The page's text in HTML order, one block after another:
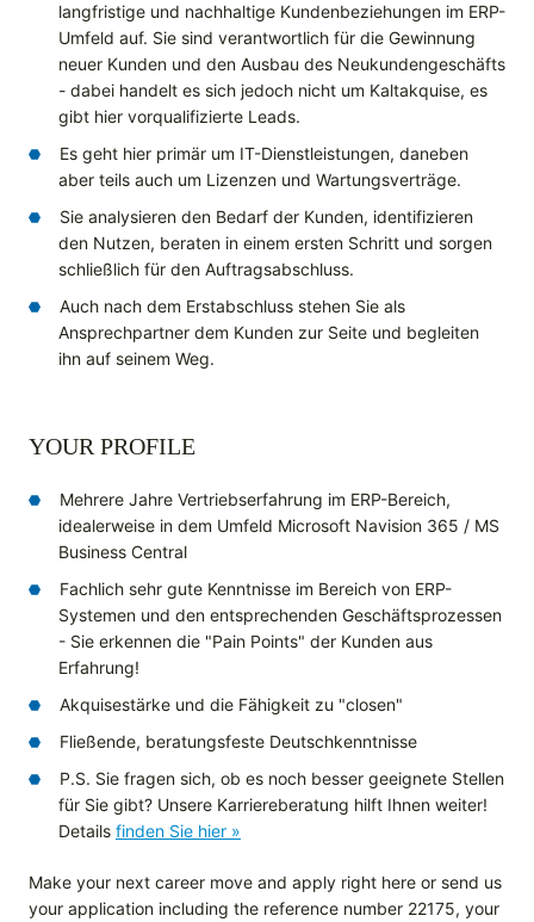
langfristige und nachhaltige Kundenbeziehungen im ERP-
Umfeld auf. Sie sind verantwortlich für die Gewinnung
neuer Kunden und den Ausbau des Neukundengeschäfts
- dabei handelt es sich jedoch nicht um Kaltakquise, es
gibt hier vorqualifizierte Leads.
Es geht hier primär um IT-Dienstleistungen, daneben
aber teils auch um Lizenzen und Wartungsverträge.
Sie analysieren den Bedarf der Kunden, identifizieren
den Nutzen, beraten in einem ersten Schritt und sorgen
schließlich für den Auftragsabschluss.
Auch nach dem Erstabschluss stehen Sie als
Ansprechpartner dem Kunden zur Seite und begleiten
ihn auf seinem Weg.
YOUR PROFILE
Mehrere Jahre Vertriebserfahrung im ERP-Bereich,
idealerweise in dem Umfeld Microsoft Navision 365 / MS
Business Central
Fachlich sehr gute Kenntnisse im Bereich von ERP-
Systemen und den entsprechenden Geschäftsprozessen
- Sie erkennen die "Pain Points" der Kunden aus
Erfahrung!
Akquisestärke und die Fähigkeit zu "closen"
Fließende, beratungsfeste Deutschkenntnisse
P.S. Sie fragen sich, ob es noch besser geeignete Stellen
für Sie gibt? Unsere Karriereberatung hilft Ihnen weiter!
Details finden Sie hier »
Make your next career move and apply right here or send us
your application including the reference number 22175, your